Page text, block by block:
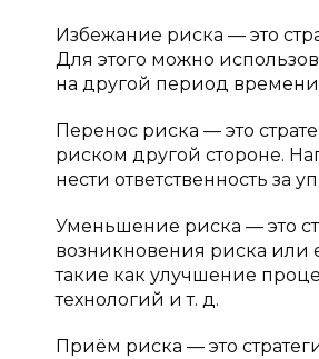
Избежание риска — это
Для этого можно
на другой период
Перенос риска — это
риском другой стороне.
нести ответственность
Уменьшение риска — это
возникновения риска или
такие как улучшение
технологий и т. д.
Приём риска — это